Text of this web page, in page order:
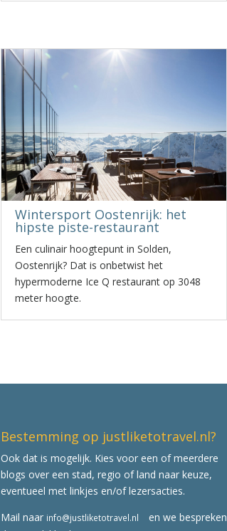
Wintersport Oostenrijk: het
hipste piste-restaurant
Een culinair hoogtepunt in Solden,
Oostenrijk? Dat is onbetwist het
hypermoderne Ice Q restaurant op 3048
meter hoogte.
Bestemming op justliketotravel.nl?
Ook dat is mogelijk. Kies voor een of meerdere
blogs over een stad, regio of land naar keuze,
eventueel met linkjes en/of lezersacties.
Mail naar info@justliketotravel.nl
en we bespreken